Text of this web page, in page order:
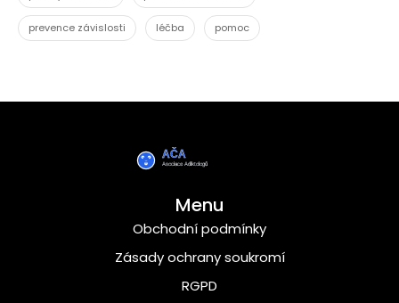
prevence závislosti léčba pomoc
Menu
Obchodní podmínky
Zásady ochrany soukromí
RGPD